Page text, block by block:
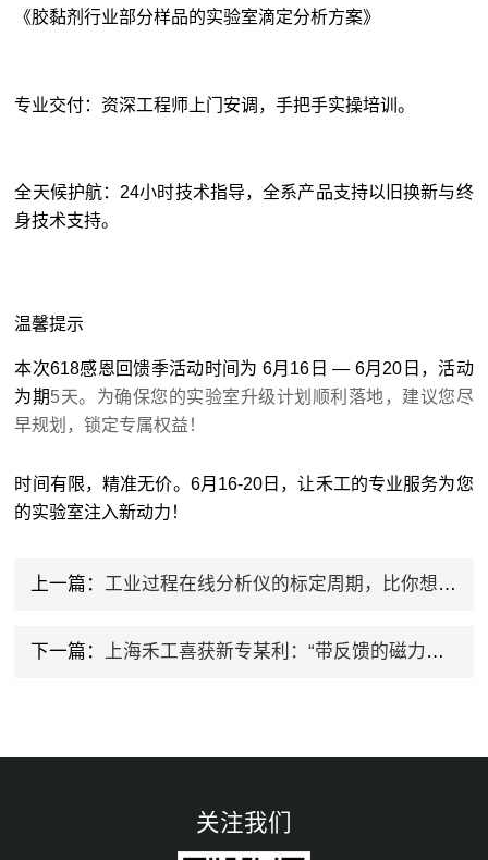
《胶黏剂行业部分样品的实验室滴定分析方案》
专业交付：资深工程师上门安调，手把手实操培训。
全天候护航：24小时技术指导，全系产品支持以旧换新与终
身技术支持。
温馨提示
本次618感恩回馈季活动时间为 6月16日 — 6月20日，活动
为期5天。为确保您的实验室升级计划顺利落地，建议您尽
早规划，锁定专属权益！
时间有限，精准无价。6月16-20日，让禾工的专业服务为您
的实验室注入新动力！
上一篇： 工业过程在线分析仪的标定周期，比你想象的短得多
下一篇： 上海禾工喜获新专某利：“带反馈的磁力转速电路”赋能仪器精准控制
关注我们